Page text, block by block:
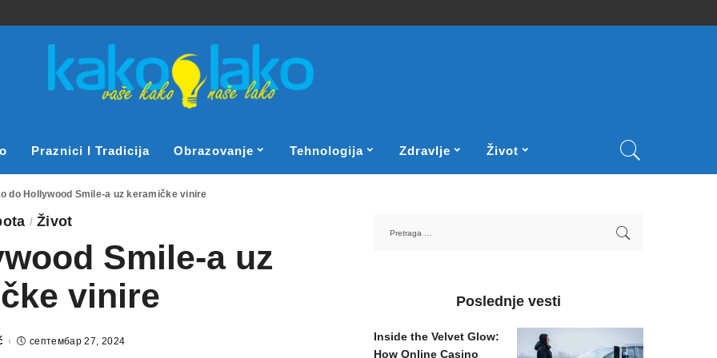
Praznici I Tradicija Obrazovanje Tehnologija Zdravlje Život
do Hollywood Smile-a uz keramičke vinire
Život
Smile-a uz
vinire
септембар 27, 2024
Poslednje vesti
Inside the Velvet Glow:
How Online Casino